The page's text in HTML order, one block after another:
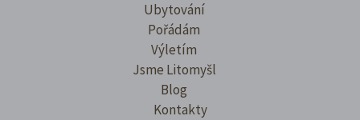
Ubytování
Pořádám
Výletím
Jsme Litomyšl
Blog
Kontakty